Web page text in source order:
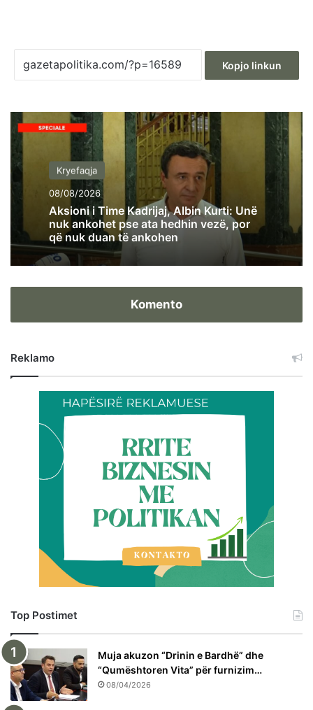
Kopjo linkun
Kryefaqja
08/08/2026
Aksioni i Time Kadrijaj, Albin Kurti: Unë
nuk ankohet pse ata hedhin vezë, por
që nuk duan të ankohen
Komento
Reklamo
Top Postimet
Muja akuzon “Drinin e Bardhë” dhe
“Qumështoren Vita” për furnizim…
08/04/2026